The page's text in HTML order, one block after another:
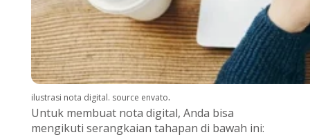
ilustrasi nota digital. source envato.
Untuk membuat nota digital, Anda bisa
mengikuti serangkaian tahapan di bawah ini: